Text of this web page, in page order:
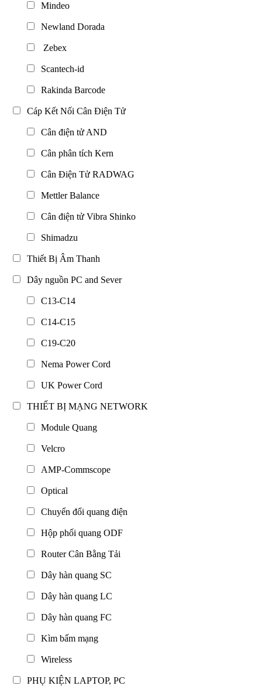
Mindeo
Newland Dorada
Zebex
Scantech-id
Rakinda Barcode
Cáp Kết Nối Cân Điện Tử
Cân điện tử AND
Cân phân tích Kern
Cân Điện Tử RADWAG
Mettler Balance
Cân điện tử Vibra Shinko
Shimadzu
Thiết Bị Âm Thanh
Dây nguồn PC and Sever
C13-C14
C14-C15
C19-C20
Nema Power Cord
UK Power Cord
THIẾT BỊ MẠNG NETWORK
Module Quang
Velcro
AMP-Commscope
Optical
Chuyển đổi quang điện
Hộp phối quang ODF
Router Cân Bằng Tải
Dây hàn quang SC
Dây hàn quang LC
Dây hàn quang FC
Kìm bấm mạng
Wireless
PHỤ KIỆN LAPTOP, PC